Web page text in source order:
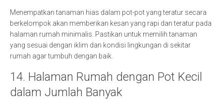
Menempatkan tanaman hias dalam pot-pot yang teratur secara
berkelompok akan memberikan kesan yang rapi dan teratur pada
halaman rumah minimalis. Pastikan untuk memilih tanaman
yang sesuai dengan iklim dan kondisi lingkungan di sekitar
rumah agar tumbuh dengan baik.
14. Halaman Rumah dengan Pot Kecil
dalam Jumlah Banyak